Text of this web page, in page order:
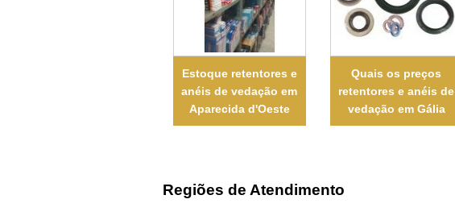
Estoque retentores e
anéis de vedação em
Aparecida d'Oeste
Quais os preços
retentores e anéis de
vedação em Gália
Regiões de Atendimento